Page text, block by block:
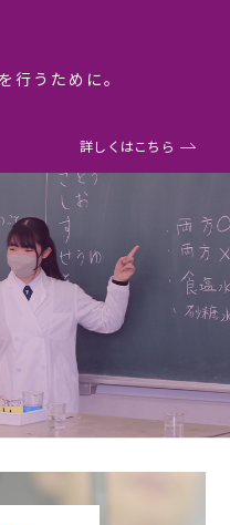
行うために。
詳しくはこちら